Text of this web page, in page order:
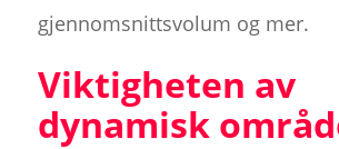
gjennomsnittsvolum og mer.
Viktigheten av
dynamisk